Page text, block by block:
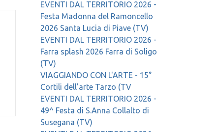
EVENTI DAL TERRITORIO 2026 -
Festa Madonna del Ramoncello
2026 Santa Lucia di Piave (TV)
EVENTI DAL TERRITORIO 2026 -
Farra splash 2026 Farra di Soligo
(TV)
VIAGGIANDO CON L'ARTE - 15°
Cortili dell'arte Tarzo (TV
EVENTI DAL TERRITORIO 2026 -
49^ Festa di S.Anna Collalto di
Susegana (TV)